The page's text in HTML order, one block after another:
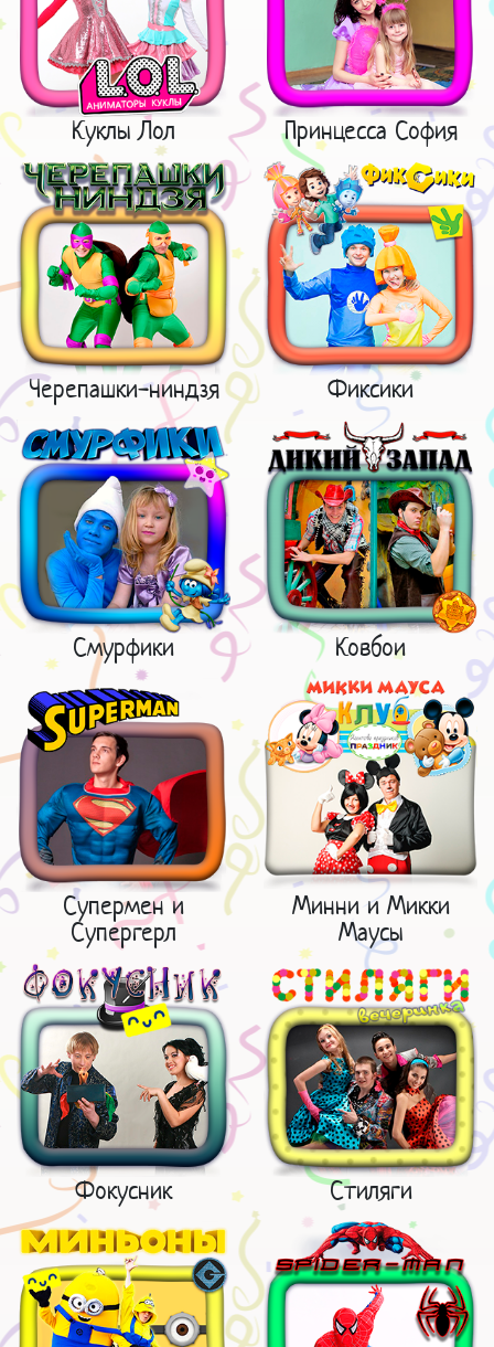
Куклы Лол Принцесса София
Черепашки-ниндзя Фиксики
Смурфики Ковбои
Супермен и
Супергерл
Минни и Микки
Маусы
Фокусник Стиляги